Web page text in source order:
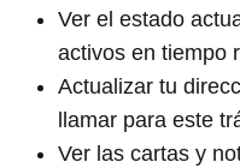
Ver el estado
activos en tiempo
Actualizar tu
llamar para este
Ver las cartas y